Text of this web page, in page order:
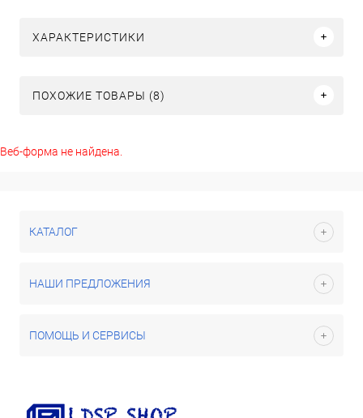
ХАРАКТЕРИСТИКИ
ПОХОЖИЕ ТОВАРЫ (8)
Веб-форма не найдена.
КАТАЛОГ
НАШИ ПРЕДЛОЖЕНИЯ
ПОМОЩЬ И СЕРВИСЫ